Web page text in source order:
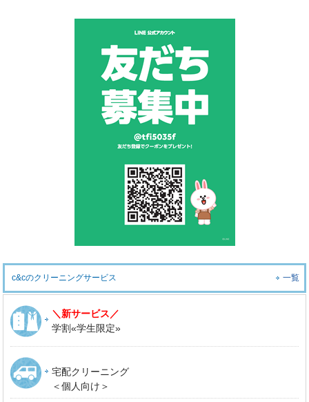
c&cのクリーニングサービス 一覧
＼新サービス／
学割«学生限定»
宅配クリーニング
＜個人向け＞